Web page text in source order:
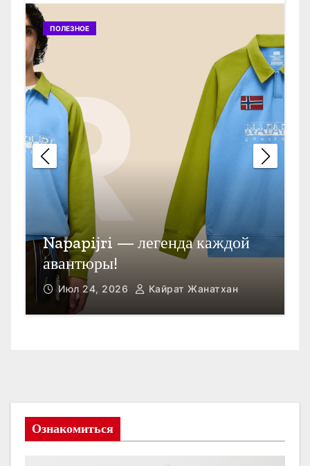
ПОЛЕЗНОЕ
Открыть счет в Гонконге
Июл 23, 2026 Кайрат Жанатхан
Ознакомиться